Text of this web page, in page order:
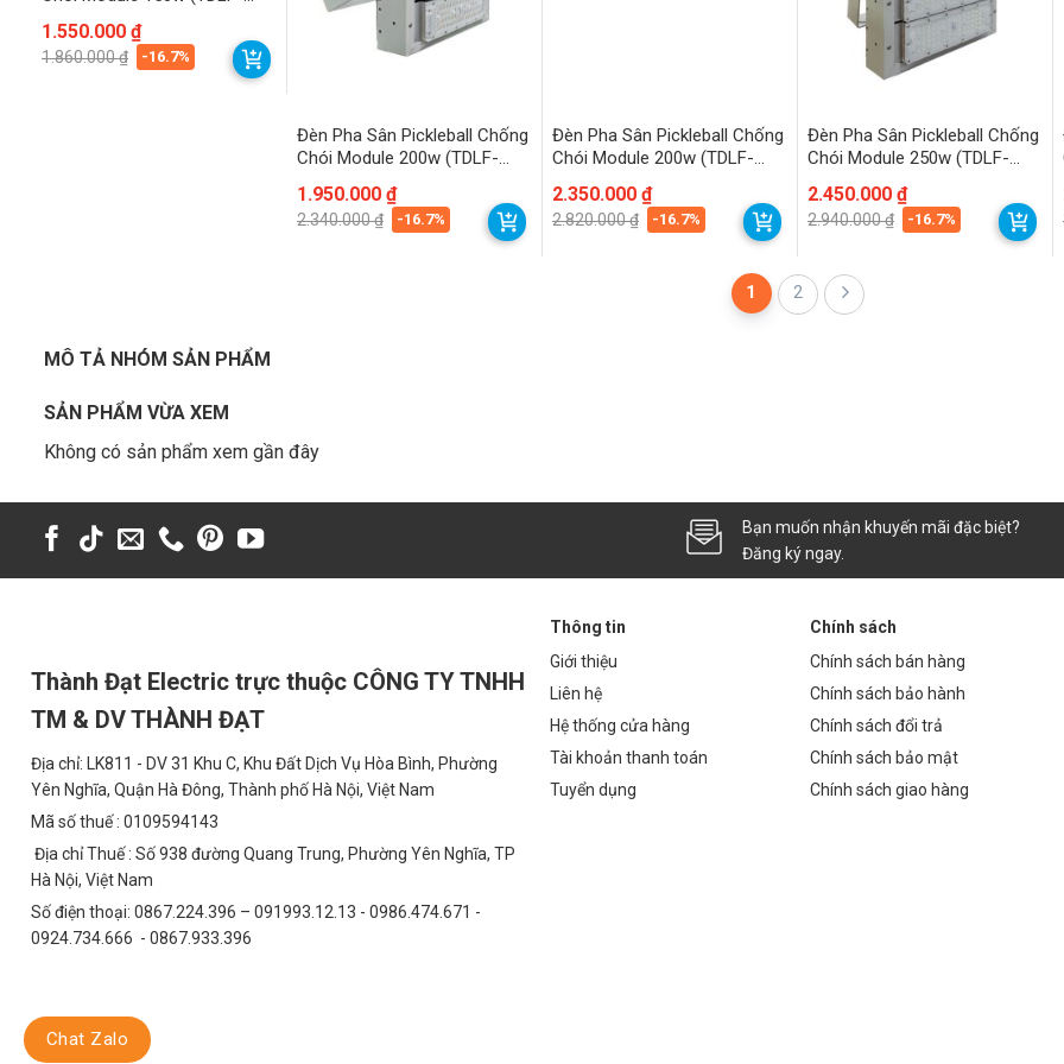
1.860.000₫
Giá
gốc
là:
1.550.000 ₫
Giá
hiện
tại
-16.7%
Đèn Pha Sân Pickleball Chống
Chói Module 200w (TDLF-
2.340.000₫
Giá
gốc
là:
1.950.000 ₫
Giá
hiện
tại
-16.7%
Đèn Pha Sân Pickleball Chống
Chói Module 200w (TDLF-
2.820.000₫
Giá
gốc
là:
2.350.000 ₫
Giá
hiện
tại
-16.7%
Đèn Pha Sân Pickleball Chống
Chói Module 250w (TDLF-
2.940.000₫
Giá
gốc
là:
2.450.000 ₫
Giá
hiện
tại
-16.7%
1 2
MÔ TẢ NHÓM SẢN PHẨM
SẢN PHẨM VỪA XEM
Không có sản phẩm xem gần đây
Bạn muốn nhận khuyến mãi đặc biệt?
Đăng ký ngay.
Thành Đạt Electric trực thuộc CÔNG TY TNHH
TM & DV THÀNH ĐẠT
Địa chỉ: LK811 - DV 31 Khu C, Khu Đất Dịch Vụ Hòa Bình, Phường
Yên Nghĩa, Quận Hà Đông, Thành phố Hà Nội, Việt Nam
Mã số thuế : 0109594143
Địa chỉ Thuế : Số 938 đường Quang Trung, Phường Yên Nghĩa, TP
Hà Nội, Việt Nam
Số điện thoại: 0867.224.396 – 091993.12.13 - 0986.474.671 -
0924.734.666 - 0867.933.396
Thông tin
Giới thiệu
Liên hệ
Hệ thống cửa hàng
Tài khoản thanh toán
Tuyển dụng
Chính sách
Chính sách bán hàng
Chính sách bảo hành
Chính sách đổi trả
Chính sách bảo mật
Chính sách giao hàng
Chat Zalo